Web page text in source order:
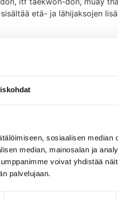
sosiaalisen median
median, mainosalan ja
voivat yhdistää
palvelujaan.
etä- ja lähijaksojen